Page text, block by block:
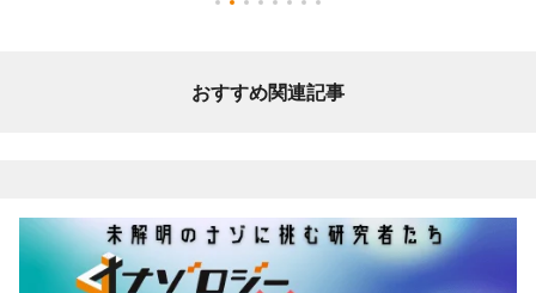
おすすめ関連記事